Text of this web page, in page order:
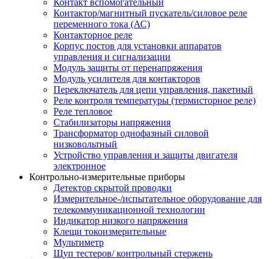
Контакт вспомогательный
Контактор/магнитный пускатель/силовое реле
переменного тока (АС)
Контакторное реле
Корпус постов для установки аппаратов
управления и сигнализации
Модуль защиты от перенапряжения
Модуль усилителя для контакторов
Переключатель для цепи управления, пакетный
Реле контроля температуры (термисторное реле)
Реле тепловое
Стабилизаторы напряжения
Трансформатор однофазный силовой
низковольтный
Устройство управления и защиты двигателя
электронное
Контрольно-измерительные приборы
Детектор скрытой проводки
Измерительное-/испытательное оборудование для
телекоммуникационной технологии
Индикатор низкого напряжения
Клещи токоизмерительные
Мультиметр
Щуп тестеров/ контрольный стержень